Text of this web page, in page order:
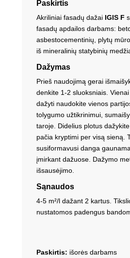
Paskirtis
Akriliniai fasadų dažai IGIS F
fasadų apdailos darbams:
asbestocementinių, plytų
iš mineralinių statybinių
Dažymas
Prieš naudojimą gerai
denkite 1-2 sluoksniais.
dažyti naudokite vienos
tolygumo užtikrinimui,
taroje. Didelius plotus
pačia kryptimi per visą sieną.
susiformavusi danga
įmirkant dažuose. Dažymo
išsausėjimo.
Sąnaudos
4-5 m²/l dažant 2 kartus.
nustatomos padengus
Paskirtis: išorės darbams